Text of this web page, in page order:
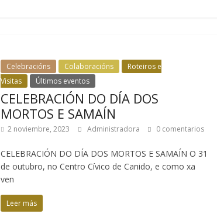
Celebracións Colaboracións
Roteiros e
Visitas
Últimos eventos
CELEBRACIÓN DO DÍA DOS
MORTOS E SAMAÍN
2 noviembre, 2023 Administradora 0 comentarios
CELEBRACIÓN DO DÍA DOS MORTOS E SAMAÍN O 31
de outubro, no Centro Cívico de Canido, e como xa
ven
Leer más